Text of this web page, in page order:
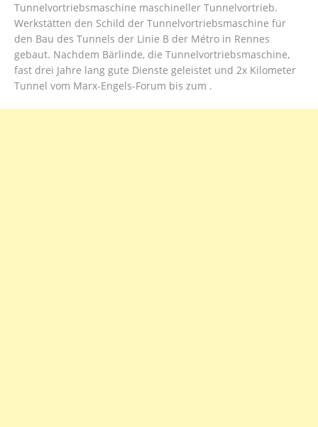
Tunnelvortriebsmaschine maschineller Tunnelvortrieb.
Werkstätten den Schild der Tunnelvortriebsmaschine für
den Bau des Tunnels der Linie B der Métro in Rennes
gebaut. Nachdem Bärlinde, die Tunnelvortriebsmaschine,
fast drei Jahre lang gute Dienste geleistet und 2x Kilometer
Tunnel vom Marx-Engels-Forum bis zum .